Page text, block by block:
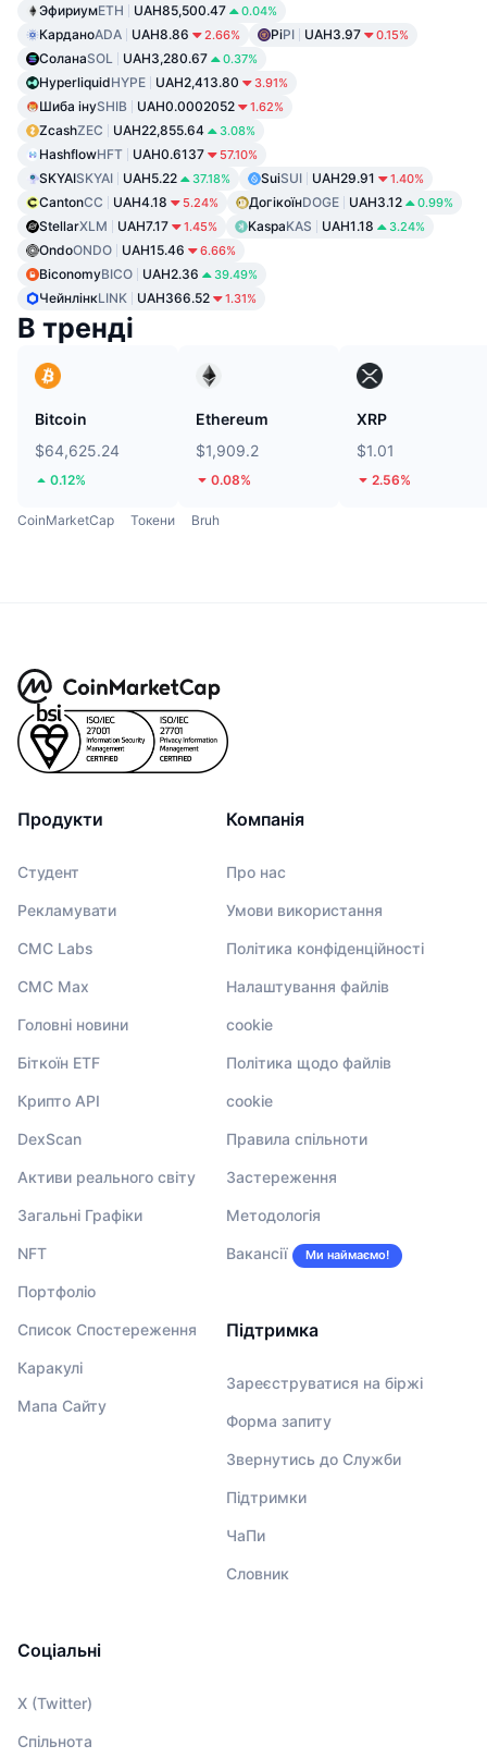
ЭфириумETH UAH85,500.47 0.04%
КарданоADA UAH8.86 2.66% PiPI UAH3.97 0.15%
СоланаSOL UAH3,280.67 0.37%
HyperliquidHYPE UAH2,413.80 3.91%
Шиба інуSHIB UAH0.0002052 1.62%
ZcashZEC UAH22,855.64 3.08%
HashflowHFT UAH0.6137 57.10%
SKYAISKYAI UAH5.22 37.18% SuiSUI UAH29.91 1.40%
CantonCC UAH4.18 5.24% ДогікоїнDOGE UAH3.12 0.99%
StellarXLM UAH7.17 1.45% KaspaKAS UAH1.18 3.24%
OndoONDO UAH15.46 6.66%
BiconomyBICO UAH2.36 39.49%
ЧейнлінкLINK UAH366.52 1.31%
В тренді
Bitcoin
$64,625.24
0.12%
Ethereum
$1,909.2
0.08%
XRP
$1.01
2.56%
CoinMarketCap Токени Bruh
Продукти
Студент
Рекламувати
CMC Labs
CMC Max
Головні новини
Біткоїн ETF
Крипто API
DexScan
Активи реального світу
Загальні Графіки
NFT
Портфоліо
Список Спостереження
Каракулі
Мапа Сайту
Компанія
Про нас
Умови використання
Політика конфіденційності
Налаштування файлів
cookie
Політика щодо файлів
cookie
Правила спільноти
Застереження
Методологія
Вакансії Ми наймаємо!
Підтримка
Зареєструватися на біржі
Форма запиту
Звернутись до Служби
Підтримки
ЧаПи
Словник
Соціальні
X (Twitter)
Спільнота